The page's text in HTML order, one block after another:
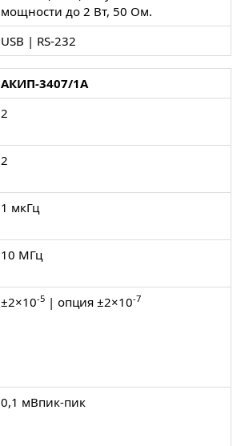
мощности до 2 Вт, 50 Ом.
USB | RS-232
АКИП-3407/1А
2
2
1 мкГц
10 МГц
±2×10-5| опция ±2×10-7
0,1 мВпик-пик